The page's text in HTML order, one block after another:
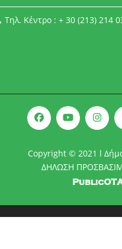
Τηλ. Κέντρο : + 30 (213) 214
Copyright © 2021 l
ΔΗΛΩΣΗ